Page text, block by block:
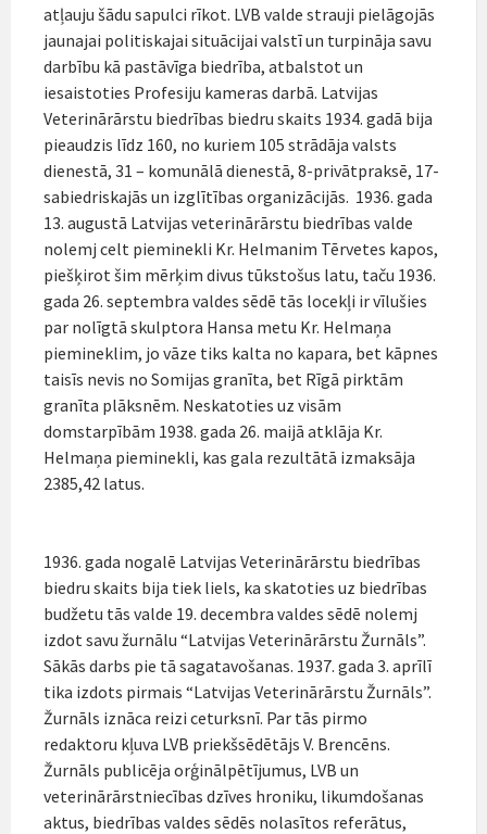
atļauju šādu sapulci rīkot. LVB valde strauji pielāgojās
jaunajai politiskajai situācijai valstī un turpināja savu
darbību kā pastāvīga biedrība, atbalstot un
iesaistoties Profesiju kameras darbā. Latvijas
Veterinārārstu biedrības biedru skaits 1934. gadā bija
pieaudzis līdz 160, no kuriem 105 strādāja valsts
dienestā, 31 – komunālā dienestā, 8-privātpraksē, 17-
sabiedriskajās un izglītības organizācijās. 1936. gada
13. augustā Latvijas veterinārārstu biedrības valde
nolemj celt pieminekli Kr. Helmanim Tērvetes kapos,
piešķirot šim mērķim divus tūkstošus latu, taču 1936.
gada 26. septembra valdes sēdē tās locekļi ir vīlušies
par nolīgtā skulptora Hansa metu Kr. Helmaņa
piemineklim, jo vāze tiks kalta no kapara, bet kāpnes
taisīs nevis no Somijas granīta, bet Rīgā pirktām
granīta plāksnēm. Neskatoties uz visām
domstarpībām 1938. gada 26. maijā atklāja Kr.
Helmaņa pieminekli, kas gala rezultātā izmaksāja
2385,42 latus.
1936. gada nogalē Latvijas Veterinārārstu biedrības
biedru skaits bija tiek liels, ka skatoties uz biedrības
budžetu tās valde 19. decembra valdes sēdē nolemj
izdot savu žurnālu “Latvijas Veterinārārstu Žurnāls”.
Sākās darbs pie tā sagatavošanas. 1937. gada 3. aprīlī
tika izdots pirmais “Latvijas Veterinārārstu Žurnāls”.
Žurnāls iznāca reizi ceturksnī. Par tās pirmo
redaktoru kļuva LVB priekšsēdētājs V. Brencēns.
Žurnāls publicēja orģinālpētījumus, LVB un
veterinārārstniecības dzīves hroniku, likumdošanas
aktus, biedrības valdes sēdēs nolasītos referātus,